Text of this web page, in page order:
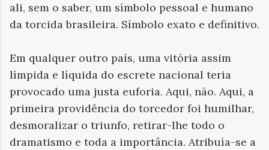
ali, sem o saber, um símbolo pessoal e humano
da torcida brasileira. Símbolo exato e definitivo.
Em qualquer outro país, uma vitória assim
límpida e líquida do escrete nacional teria
provocado uma justa euforia. Aqui, não. Aqui, a
primeira providência do torcedor foi humilhar,
desmoralizar o triunfo, retirar-lhe todo o
dramatismo e toda a importância. Atribuía-se a